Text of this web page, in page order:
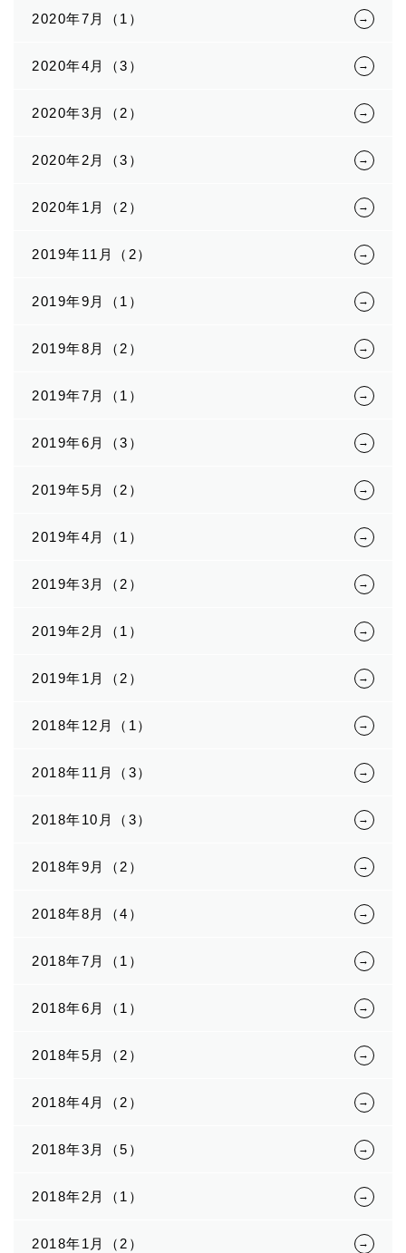
2020年7月（1）
2020年4月（3）
2020年3月（2）
2020年2月（3）
2020年1月（2）
2019年11月（2）
2019年9月（1）
2019年8月（2）
2019年7月（1）
2019年6月（3）
2019年5月（2）
2019年4月（1）
2019年3月（2）
2019年2月（1）
2019年1月（2）
2018年12月（1）
2018年11月（3）
2018年10月（3）
2018年9月（2）
2018年8月（4）
2018年7月（1）
2018年6月（1）
2018年5月（2）
2018年4月（2）
2018年3月（5）
2018年2月（1）
2018年1月（2）